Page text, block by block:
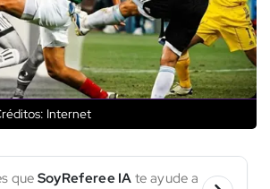
Internet
que SoyReferee IA te ayude a